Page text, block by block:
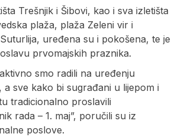
Trešnjik i Šibovi, kao i sva izletišta
plaža, plaža Zeleni vir i
uređena su i pokošena, te je
prvomajskih praznika.
smo radili na uređenju
a sve kako bi sugrađani u lijepom i
tradicionalno proslavili
rada – 1. maj”, poručili su iz
poslove.